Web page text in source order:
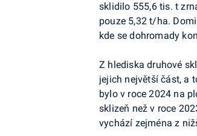
sklidilo 555,6 tis. t
pouze 5,32 t/ha.
kde se dohromady
Z hlediska druhové
jejich největší část, a
bylo v roce 2024 na
sklizeň než v roce
vychází zejména z